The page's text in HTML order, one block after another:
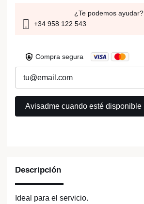
Descripción
Ideal para el servicio.
¿Te podemos ayudar?
+34 958 122 543
Compra segura